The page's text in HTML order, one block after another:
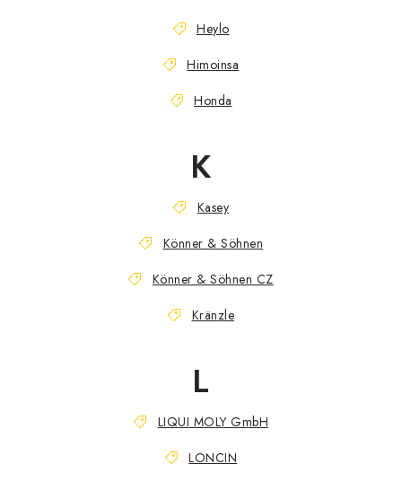
Heylo
Himoinsa
Honda
K
Kasey
Könner & Söhnen
Könner & Söhnen CZ
Kränzle
L
LIQUI MOLY GmbH
LONCIN